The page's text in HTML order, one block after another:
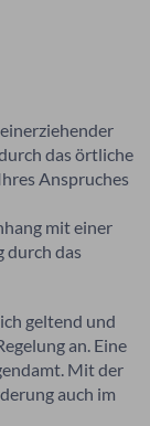
das örtliche
Anspruches
mit einer
durch das
geltend und
an. Eine
Mit der
auch im